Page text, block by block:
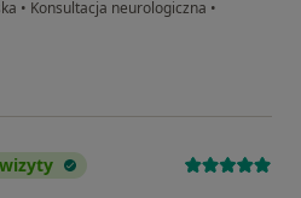
• Konsultacja neurologiczna •